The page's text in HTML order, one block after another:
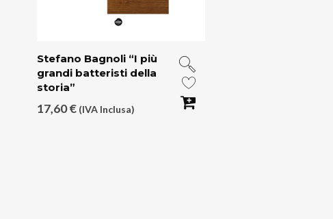
Stefano Bagnoli “I più
grandi batteristi della
storia”
17,60€ (IVA Inclusa)